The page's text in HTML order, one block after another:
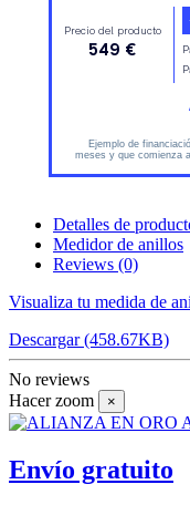
Detalles de
Medidor de anillos
Reviews (0)
Visualiza tu medida de
Descargar (458.67KB)
No reviews
Hacer zoom
×
Envío gratuito